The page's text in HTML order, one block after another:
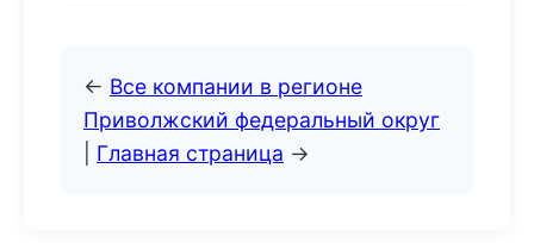
← Все компании в регионе
Приволжский федеральный округ
Главная страница →